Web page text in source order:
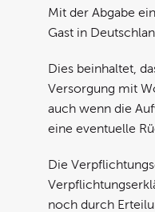
Mit der Abgabe
Gast in
Dies beinhaltet,
Versorgung mit
auch wenn die
eine eventuelle
Die
noch durch